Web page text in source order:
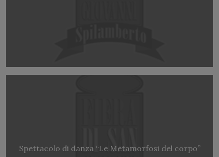
Spettacolo di danza “Le Metamorfosi del corpo”